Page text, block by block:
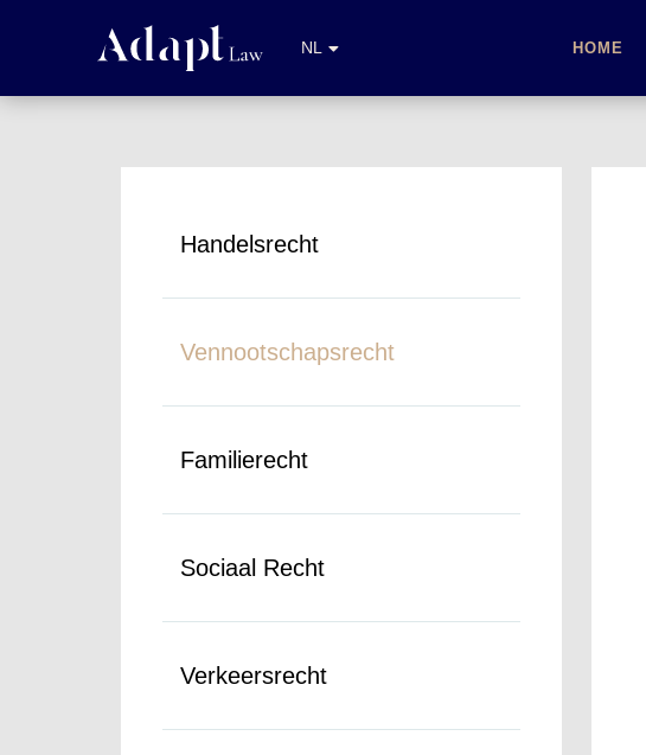
NL
FR
HOME
Handelsrecht
Vennootschapsrecht
Familierecht
Sociaal Recht
Verkeersrecht